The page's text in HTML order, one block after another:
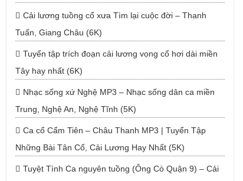
Cải lương tuồng cổ xưa Tìm lại cuộc đời – Thanh
Tuấn, Giang Châu (6K)
Tuyển tập trích đoạn cải lương vọng cổ hơi dài miền
Tây hay nhất (6K)
Nhạc sống xứ Nghệ MP3 – Nhạc sống dân ca miền
Trung, Nghệ An, Nghệ Tĩnh (5K)
Ca cổ Cẩm Tiên – Châu Thanh MP3 | Tuyển Tập
Những Bài Tân Cổ, Cải Lương Hay Nhất (5K)
Tuyệt Tình Ca nguyên tuồng (Ông Cò Quận 9) – Cải